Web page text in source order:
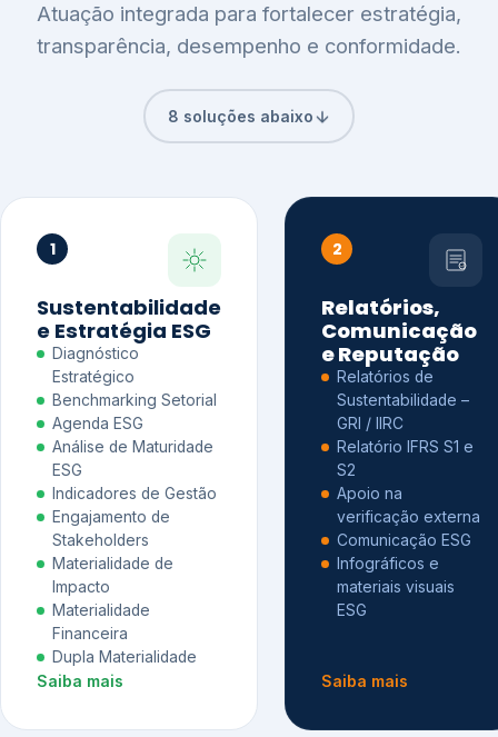
Atuação integrada para fortalecer estratégia,
transparência, desempenho e conformidade.
8 soluções abaixo
1
Sustentabilidade
e Estratégia ESG
Diagnóstico
Estratégico
Benchmarking Setorial
Agenda ESG
Análise de Maturidade
ESG
Indicadores de Gestão
Engajamento de
Stakeholders
Materialidade de
Impacto
Materialidade
Financeira
Dupla Materialidade
Saiba mais
2
Relatórios,
Comunicação
e Reputação
Relatórios de
Sustentabilidade –
GRI / IIRC
Relatório IFRS S1 e
S2
Apoio na
verificação externa
Comunicação ESG
Infográficos e
materiais visuais
ESG
Saiba mais